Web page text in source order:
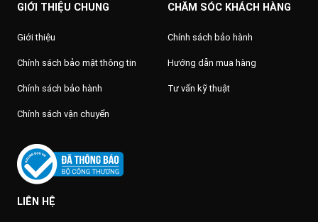
GIỚI THIỆU CHUNG
Giới thiệu
Chính sách bảo mật thông tin
Chính sách bảo hành
Chính sách vận chuyển
CHĂM SÓC KHÁCH HÀNG
Chính sách bảo hành
Hướng dẫn mua hàng
Tư vấn kỹ thuật
LIÊN HỆ